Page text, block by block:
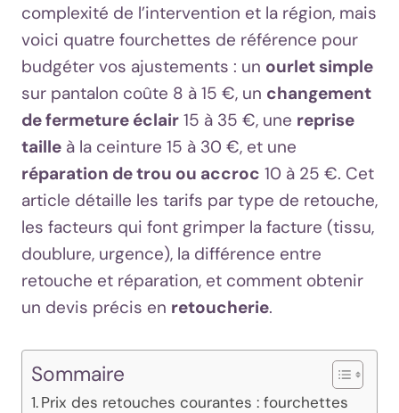
complexité de l’intervention et la région, mais
voici quatre fourchettes de référence pour
budgéter vos ajustements : un ourlet simple
sur pantalon coûte 8 à 15 €, un changement
de fermeture éclair 15 à 35 €, une reprise
taille à la ceinture 15 à 30 €, et une
réparation de trou ou accroc 10 à 25 €. Cet
article détaille les tarifs par type de retouche,
les facteurs qui font grimper la facture (tissu,
doublure, urgence), la différence entre
retouche et réparation, et comment obtenir
un devis précis en retoucherie.
Sommaire
Prix des retouches courantes : fourchettes